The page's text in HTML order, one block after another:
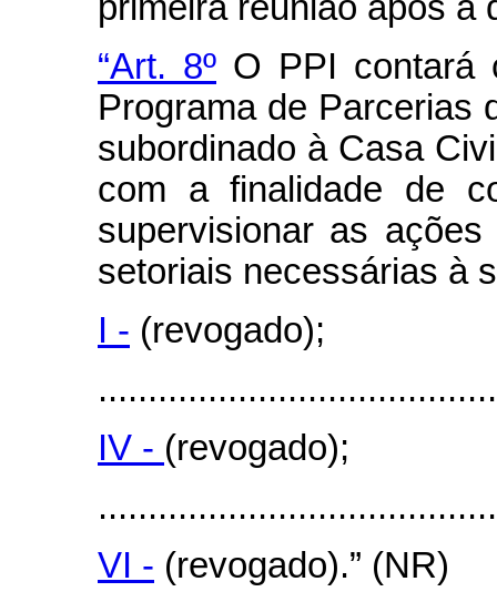
“Art. 8º O PPI contará
Programa de Parcerias
subordinado à Casa
com a finalidade de
supervisionar as
setoriais necessárias à
I - (revogado);
IV - (revogado);
VI - (revogado).” (NR)